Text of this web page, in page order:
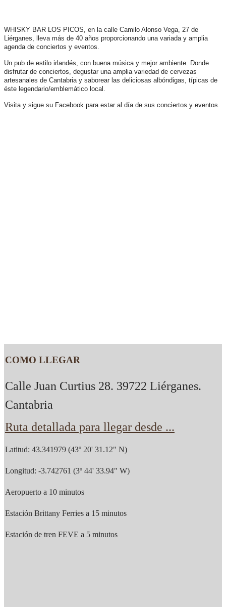
WHISKY BAR LOS PICOS, en la calle Camilo Alonso Vega, 27 de
Liérganes, lleva más de 40 años proporcionando una variada y amplia
agenda de conciertos y eventos.
Un pub de estilo irlandés, con buena música y mejor ambiente. Donde
disfrutar de conciertos, degustar una amplia variedad de cervezas
artesanales de Cantabria y saborear las deliciosas albóndigas, típicas de
éste legendario/emblemático local.
Visita y sigue su Facebook para estar al día de sus conciertos y eventos.
COMO LLEGAR
Calle Juan Curtius 28. 39722 Liérganes.
Cantabria
Ruta detallada para llegar desde ...
Latitud: 43.341979 (43º 20' 31.12" N)
Longitud: -3.742761 (3º 44' 33.94" W)
Aeropuerto a 10 minutos
Estación Brittany Ferries a 15 minutos
Estación de tren FEVE a 5 minutos